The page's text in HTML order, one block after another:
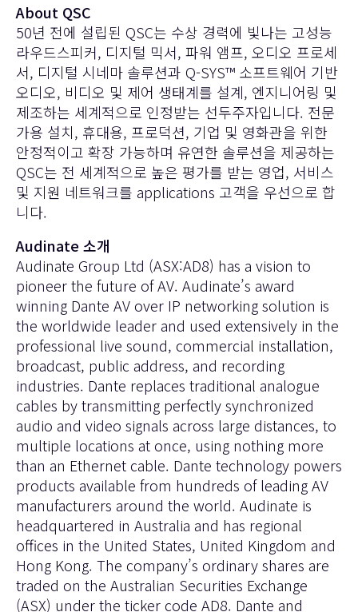
About QSC
50년 전에 설립된 QSC는 수상 경력에 빛나는 고성능
라우드스피커, 디지털 믹서, 파워 앰프, 오디오 프로세
서, 디지털 시네마 솔루션과 Q-SYS™ 소프트웨어 기반
오디오, 비디오 및 제어 생태계를 설계, 엔지니어링 및
제조하는 세계적으로 인정받는 선두주자입니다. 전문
가용 설치, 휴대용, 프로덕션, 기업 및 영화관을 위한
안정적이고 확장 가능하며 유연한 솔루션을 제공하는
QSC는 전 세계적으로 높은 평가를 받는 영업, 서비스
및 지원 네트워크를 applications 고객을 우선으로 합
니다.
Audinate 소개
Audinate Group Ltd (ASX:AD8) has a vision to
pioneer the future of AV. Audinate’s award
winning Dante AV over IP networking solution is
the worldwide leader and used extensively in the
professional live sound, commercial installation,
broadcast, public address, and recording
industries. Dante replaces traditional analogue
cables by transmitting perfectly synchronized
audio and video signals across large distances, to
multiple locations at once, using nothing more
than an Ethernet cable. Dante technology powers
products available from hundreds of leading AV
manufacturers around the world. Audinate is
headquartered in Australia and has regional
offices in the United States, United Kingdom and
Hong Kong. The company’s ordinary shares are
traded on the Australian Securities Exchange
(ASX) under the ticker code AD8. Dante and